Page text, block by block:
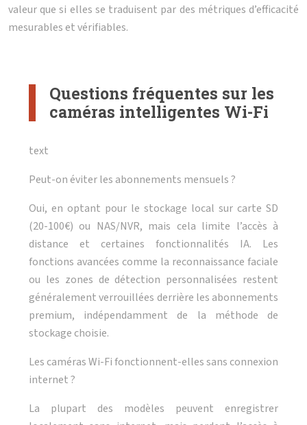
valeur que si elles se traduisent par des métriques d’efficacité
mesurables et vérifiables.
Questions fréquentes sur les
caméras intelligentes Wi-Fi
text
Peut-on éviter les abonnements mensuels ?
Oui, en optant pour le stockage local sur carte SD
(20-100€) ou NAS/NVR, mais cela limite l’accès à
distance et certaines fonctionnalités IA. Les
fonctions avancées comme la reconnaissance faciale
ou les zones de détection personnalisées restent
généralement verrouillées derrière les abonnements
premium, indépendamment de la méthode de
stockage choisie.
Les caméras Wi-Fi fonctionnent-elles sans connexion
internet ?
La plupart des modèles peuvent enregistrer